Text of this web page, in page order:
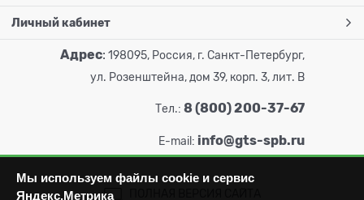
Личный кабинет
Адрес: 198095, Россия, г. Санкт-Петербург,
ул. Розенштейна, дом 39, корп. 3, лит. В
Тел.: 8 (800) 200-37-67
E-mail: info@gts-spb.ru
Мы используем файлы cookie и сервис
Яндекс.Метрика